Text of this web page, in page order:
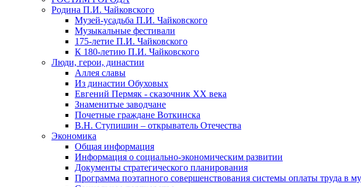
Родина П.И. Чайковского
Музей-усадьба П.И. Чайковского
Музыкальные фестивали
175-летие П.И. Чайковского
К 180-летию П.И. Чайковского
Люди, герои, династии
Аллея славы
Из династии Обуховых
Евгений Пермяк - сказочник XX века
Знаменитые заводчане
Почетные граждане Воткинска
В.Н. Ступишин – открыватель Отечества
Экономика
Общая информация
Информация о социально-экономическим развитии
Документы стратегического планирования
Программа поэтапного совершенствования системы оплаты труда в